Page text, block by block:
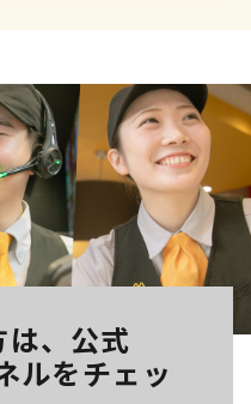
、公式
ルをチェッ